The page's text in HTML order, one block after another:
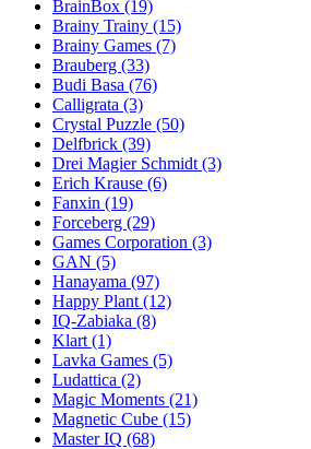
BrainBox (19)
Brainy Trainy (15)
Brainy Games (7)
Brauberg (33)
Budi Basa (76)
Calligrata (3)
Crystal Puzzle (50)
Delfbrick (39)
Drei Magier Schmidt (3)
Erich Krause (6)
Fanxin (19)
Forceberg (29)
Games Corporation (3)
GAN (5)
Hanayama (97)
Happy Plant (12)
IQ-Zabiaka (8)
Klart (1)
Lavka Games (5)
Ludattica (2)
Magic Moments (21)
Magnetic Cube (15)
Master IQ (68)